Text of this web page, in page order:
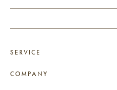
SERVICE
COMPANY